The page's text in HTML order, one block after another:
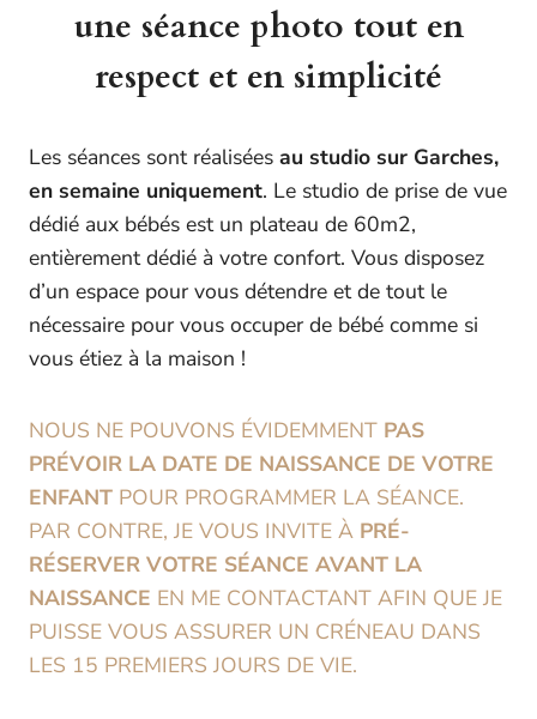
une séance photo tout en
respect et en simplicité
Les séances sont réalisées au studio sur Garches,
en semaine uniquement. Le studio de prise de vue
dédié aux bébés est un plateau de 60m2,
entièrement dédié à votre confort. Vous disposez
d’un espace pour vous détendre et de tout le
nécessaire pour vous occuper de bébé comme si
vous étiez à la maison !
NOUS NE POUVONS ÉVIDEMMENT PAS
PRÉVOIR LA DATE DE NAISSANCE DE VOTRE
ENFANT POUR PROGRAMMER LA SÉANCE.
PAR CONTRE, JE VOUS INVITE À PRÉ-
RÉSERVER VOTRE SÉANCE AVANT LA
NAISSANCE EN ME CONTACTANT AFIN QUE JE
PUISSE VOUS ASSURER UN CRÉNEAU DANS
LES 15 PREMIERS JOURS DE VIE.